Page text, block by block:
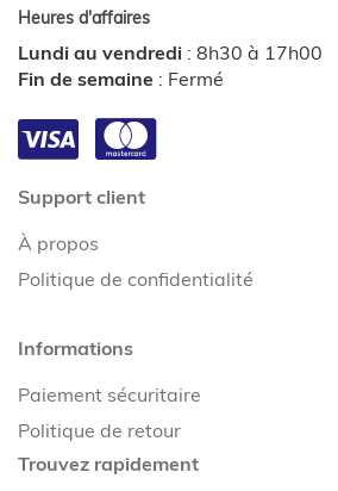
Heures d'affaires
Lundi au vendredi : 8h30 à 17h00
Fin de semaine : Fermé
Support client
À propos
Politique de confidentialité
Informations
Paiement sécuritaire
Politique de retour
Trouvez rapidement